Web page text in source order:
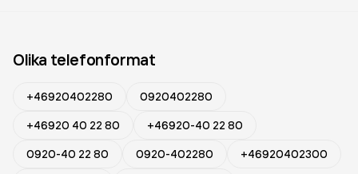
Olika telefonformat
+46920402280
0920402280
+46920 40 22 80
+46920-40 22 80
0920-40 22 80
0920-402280
+46920402300